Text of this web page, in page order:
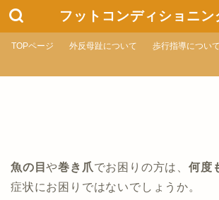
フットコンディショニン
TOPページ 外反母趾について 歩行指導について
魚の目や巻き爪でお困りの方は、何度
症状にお困りではないでしょうか。